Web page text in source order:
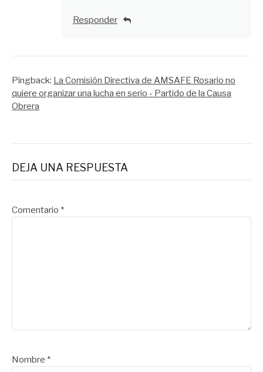
Responder
Pingback: La Comisión Directiva de AMSAFE Rosario no
quiere organizar una lucha en serio - Partido de la Causa
Obrera
DEJA UNA RESPUESTA
Comentario *
Nombre *